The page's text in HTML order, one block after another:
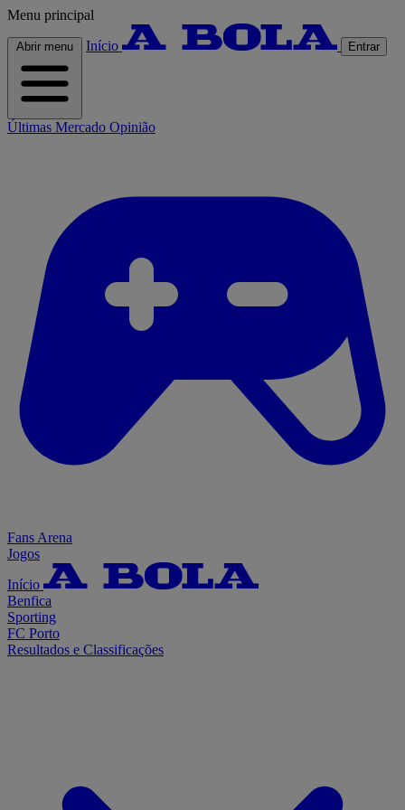
Menu principal
Abrir menu Início Entrar
Últimas Mercado Opinião
Fans Arena
Jogos
Início
Benfica
Sporting
FC Porto
Resultados e Classificações